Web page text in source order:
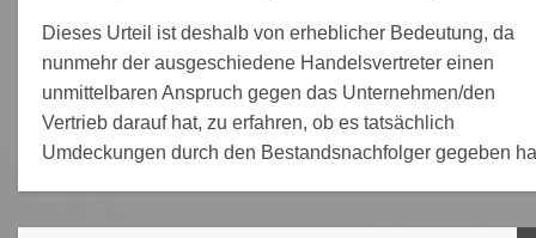
Dieses Urteil ist deshalb von erheblicher Bedeutung, da
nunmehr der ausgeschiedene Handelsvertreter einen
unmittelbaren Anspruch gegen das Unternehmen/den
Vertrieb darauf hat, zu erfahren, ob es tatsächlich
Umdeckungen durch den Bestandsnachfolger gegeben